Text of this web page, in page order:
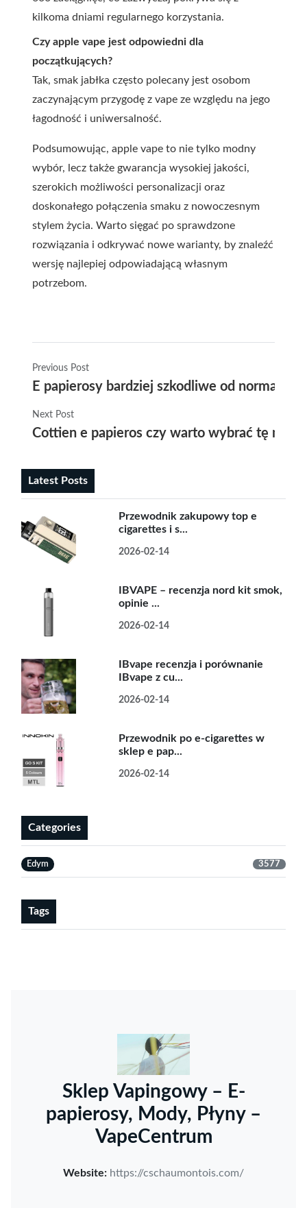
kilkoma dniami regularnego korzystania.
Czy apple vape jest odpowiedni dla
początkujących?
Tak, smak jabłka często polecany jest osobom
zaczynającym przygodę z vape ze względu na jego
łagodność i uniwersalność.
Podsumowując, apple vape to nie tylko modny
wybór, lecz także gwarancja wysokiej jakości,
szerokich możliwości personalizacji oraz
doskonałego połączenia smaku z nowoczesnym
stylem życia. Warto sięgać po sprawdzone
rozwiązania i odkrywać nowe warianty, by znaleźć
wersję najlepiej odpowiadającą własnym
potrzebom.
Previous Post
E papierosy bardziej szkodliwe od
Next Post
Cottien e papieros czy warto wybrać tę
Latest Posts
Przewodnik zakupowy top e
cigarettes i s...
2026-02-14
IBVAPE – recenzja nord kit smok,
opinie ...
2026-02-14
IBvape recenzja i porównanie
IBvape z cu...
2026-02-14
Przewodnik po e-cigarettes w
sklep e pap...
2026-02-14
Categories
Edym 3577
Tags
Sklep Vapingowy – E-
papierosy, Mody, Płyny –
VapeCentrum
Website: https://cschaumontois.com/